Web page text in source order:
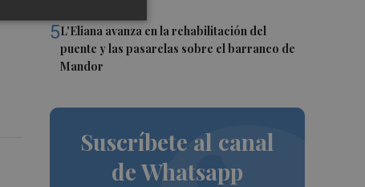
5L'Eliana avanza en la rehabilitación del
puente y las pasarelas sobre el barranco de
Mandor
Suscríbete al canal
de Whatsapp